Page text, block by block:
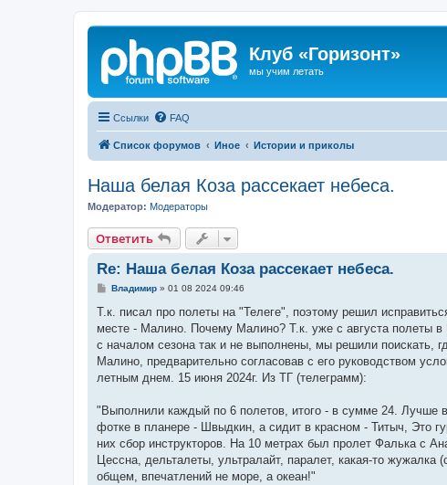
Клуб «Горизонт»
мы учим летать
Ссылки FAQ
Список форумов Иное Истории и приколы
Наша белая Коза рассекает небеса.
Модератор: Модераторы
Ответить
Re: Наша белая Коза рассекает небеса.
С
о
щ
е
и
е
Владимир» 01 08 2024 09:46
Т.к. писал про полеты на "Телеге", поэтому решил
месте - Малино. Почему Малино? Т.к. уже с августа полеты
с началом сезона так и не выполнены, мы решили поискать,
Малино, предварительно согласовав с его руководством
летным днем. 15 июня 2024г. Из ТГ (телеграмм):
"Выполнили каждый по 6 полетов, итого - в сумме 24. Лучше
фотке в планере - Швыдкин, а сидит в красном - Титыч, Это
них сбор инструкторов. На 10 метрах был пролет Фалька с
Цессна, дельталеты, ультралайт, паралет, какая-то
общем, впечатлений не море, а океан!"